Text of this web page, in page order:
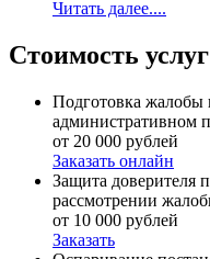
Читать далее....
Стоимость услуг
Подготовка жалобы
административном
от 20 000 рублей
Заказать онлайн
Защита доверителя
рассмотрении
от 10 000 рублей
Заказать